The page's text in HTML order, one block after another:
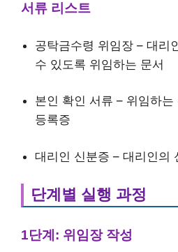
서류 리스트
공탁금수령 위임장 – 대리
수 있도록 위임하는 문서
본인 확인 서류 – 위임하
등록증
대리인 신분증 – 대리인의
단계별 실행 과정
1단계: 위임장 작성